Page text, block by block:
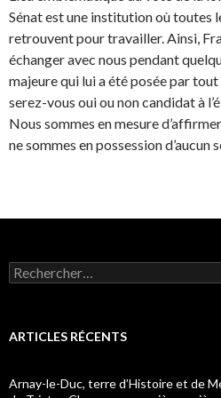
Sénat est une institution où toutes
retrouvent pour travailler. Ainsi,
échanger avec nous pendant
majeure qui lui a été posée par
serez-vous oui ou non candidat à
Nous sommes en mesure
ne sommes en possession d’aucun
Rechercher :
ARTICLES RÉCENTS
Arnay-le-Duc, terre d’Histoire et de